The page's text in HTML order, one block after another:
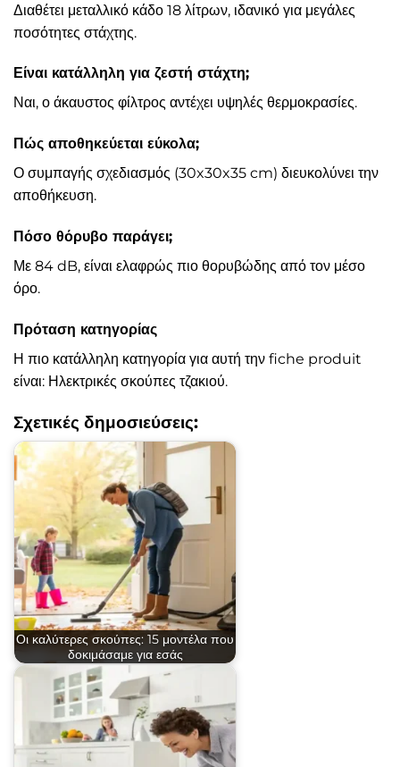
Διαθέτει μεταλλικό κάδο 18 λίτρων, ιδανικό για μεγάλες
ποσότητες στάχτης.
Είναι κατάλληλη για ζεστή στάχτη;
Ναι, ο άκαυστος φίλτρος αντέχει υψηλές θερμοκρασίες.
Πώς αποθηκεύεται εύκολα;
Ο συμπαγής σχεδιασμός (30x30x35 cm) διευκολύνει την
αποθήκευση.
Πόσο θόρυβο παράγει;
Με 84 dB, είναι ελαφρώς πιο θορυβώδης από τον μέσο
όρο.
Πρόταση κατηγορίας
Η πιο κατάλληλη κατηγορία για αυτή την fiche produit
είναι: Ηλεκτρικές σκούπες τζακιού.
Σχετικές δημοσιεύσεις:
Οι καλύτερες σκούπες: 15 μοντέλα που
δοκιμάσαμε για εσάς